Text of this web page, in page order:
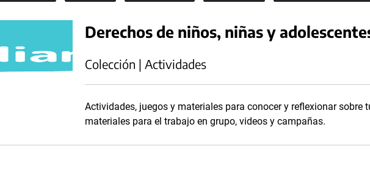
Derechos de niños, niñas y
Colección | Actividades
Actividades, juegos y materiales para conocer y reflexionar sobre
materiales para el trabajo en grupo, videos y campañas.